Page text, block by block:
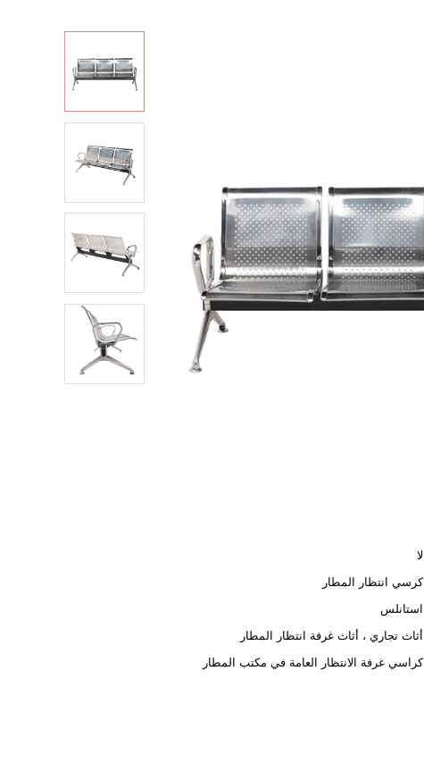
لا
كرسي انتظار المطار
استانلس
أثاث تجاري ، أثاث غرفة انتظار المطار
كراسي غرفة الانتظار العامة في مكتب المطار